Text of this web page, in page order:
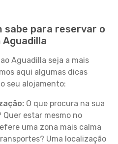
sabe para reservar o
Aguadilla seja a mais
aqui algumas dicas
seu alojamento:
O que procura na sua
estar mesmo no
uma zona mais calma
Uma localização